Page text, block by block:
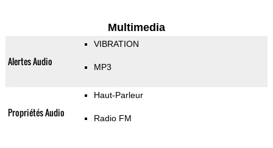
Multimedia
Alertes Audio
VIBRATION
MP3
Propriétés Audio
Haut-Parleur
Radio FM